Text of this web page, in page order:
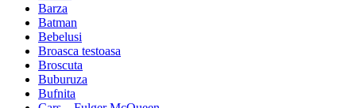
Barza
Batman
Bebelusi
Broasca testoasa
Broscuta
Buburuza
Bufnita